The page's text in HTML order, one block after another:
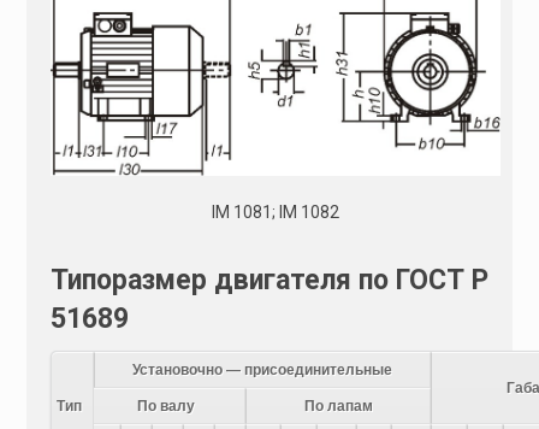
IM 1081; IM 1082
Типоразмер двигателя по ГОСТ Р
51689
Тип
Установочно — присоединительные
По валу
По лапам